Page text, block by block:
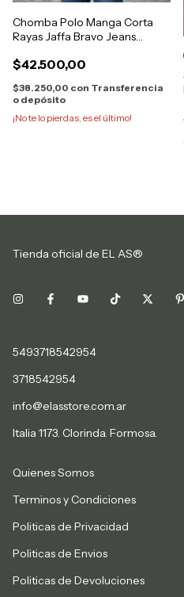
Chomba Polo Manga Corta
Rayas Jaffa Bravo Jeans
$42.500,00
$38.250,00 con Transferencia
o depósito
¡No te lo pierdas, es el último!
Tienda oficial de EL AS®
5493718542954
3718542954
info@elasstore.com.ar
Italia 1173. Clorinda. Formosa.
Quienes Somos
Terminos y Condiciones
Politicas de Privacidad
Politicas de Envios
Politicas de Devoluciones